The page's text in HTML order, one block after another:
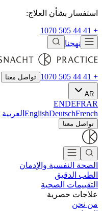
استفسار بشأن العلاج:
+ 41 44 505 1070
نهجنا
+ 41 44 505 1070 تواصل معنا
AR
ENDEFRAR
EnglishDeutschFrench العربية
تواصل معنا
الصحة النفسية والإدمان
الطب الدقيق
التقييمات الصحية
علاجات حصرية
من نحن